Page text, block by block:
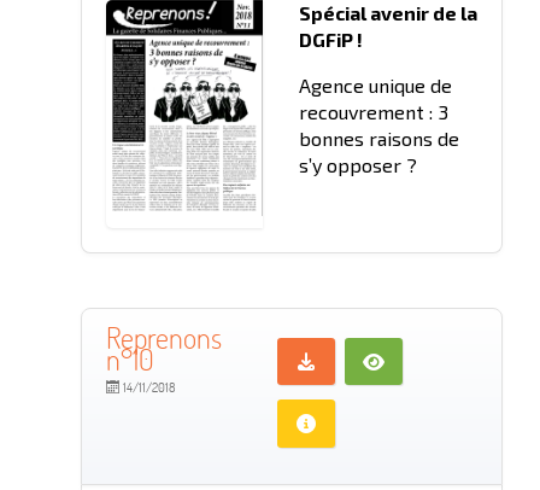
Spécial avenir de la
DGFiP !
Agence unique de
recouvrement : 3
bonnes raisons de
s’y opposer ?
Reprenons
n°10
14/11/2018